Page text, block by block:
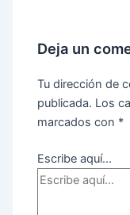
Deja un
Tu dirección de
publicada. Los
marcados con *
Escribe aquí...